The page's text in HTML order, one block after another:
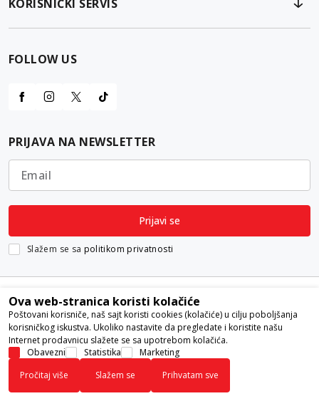
KORISNIČKI SERVIS
FOLLOW US
PRIJAVA NA NEWSLETTER
Email
Prijavi se
Slažem se sa politikom privatnosti
Nastojimo da budemo što precizniji u opisu proizvoda, prikazu slika i
samih cena, ali ne možemo garantovati da su sve informacije kompletne i
bez grešaka. Svi artikli prikazani na sajtu su deo naše ponude i ne
podrazumeva da su dostupni u svakom trenutku.
Ova web-stranica koristi kolačiće
Poštovani korisniče, naš sajt koristi cookies (kolačiće) u cilju poboljšanja
korisničkog iskustva. Ukoliko nastavite da pregledate i koristite našu
Internet prodavnicu slažete se sa upotrebom kolačića.
Obavezni
Statistika
Marketing
Pročitaj više
Slažem se Prihvatam sve